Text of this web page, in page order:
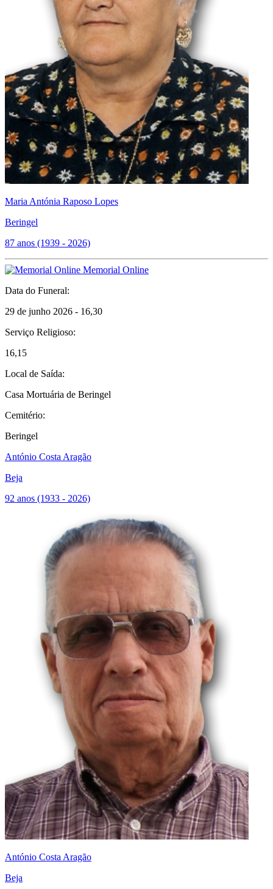
Maria Antónia Raposo Lopes
Beringel
87 anos (1939 - 2026)
Memorial Online
Data do Funeral:
29 de junho 2026 - 16,30
Serviço Religioso:
16,15
Local de Saída:
Casa Mortuária de Beringel
Cemitério:
Beringel
António Costa Aragão
Beja
92 anos (1933 - 2026)
António Costa Aragão
Beja